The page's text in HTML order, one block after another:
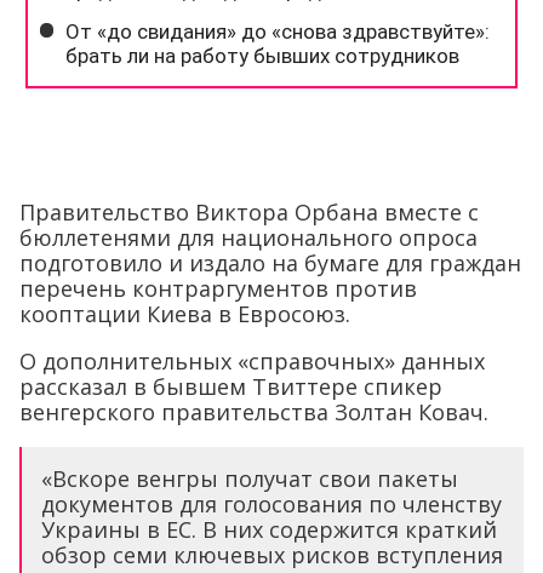
Правительство Виктора Орбана вместе с
бюллетенями для национального опроса
подготовило и издало на бумаге для граждан
перечень контраргументов против
кооптации Киева в Евросоюз.
О дополнительных «справочных» данных
рассказал в бывшем Твиттере спикер
венгерского правительства Золтан Ковач.
«Вскоре венгры получат свои пакеты
документов для голосования по членству
Украины в ЕС. В них содержится краткий
обзор семи ключевых рисков вступления